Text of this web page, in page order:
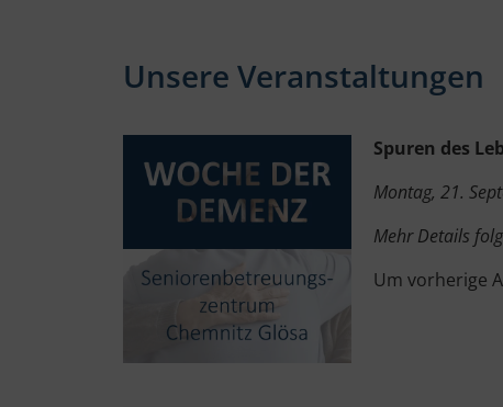
Unsere Veranstaltungen
Spuren des
Montag, 21.
Mehr Details
Um vorherige